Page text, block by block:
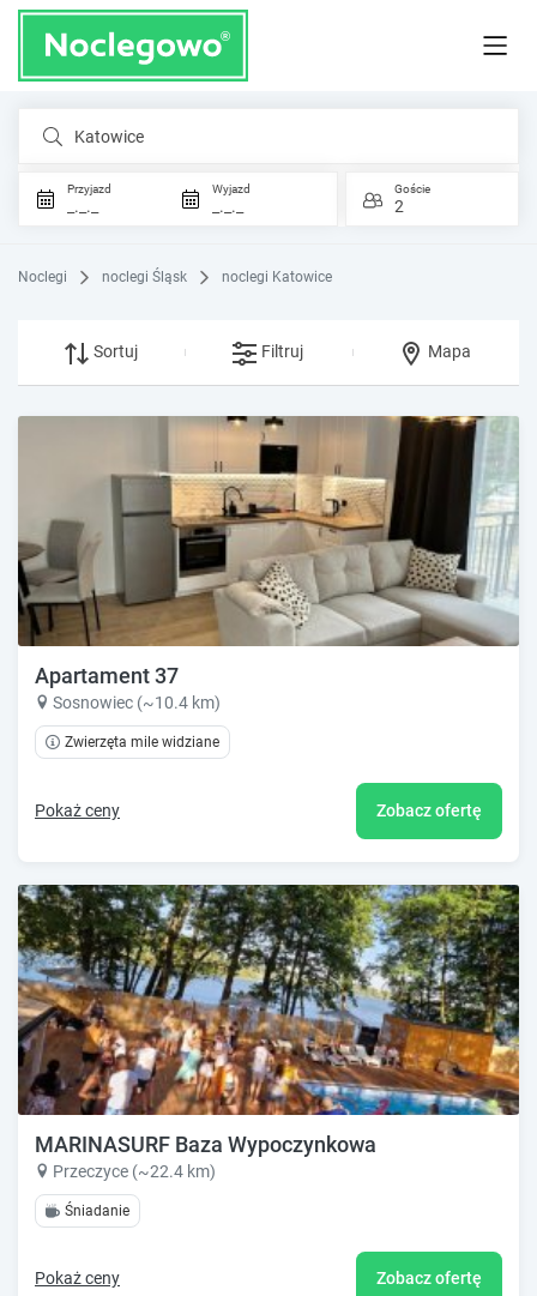
Katowice
Przyjazd
_._._
Wyjazd
_._._
Goście
2
Noclegi noclegi Śląsk noclegi Katowice
Sortuj Filtruj Mapa
Apartament 37
Sosnowiec (~10.4 km)
Zwierzęta mile widziane
Pokaż ceny Zobacz ofertę
MARINASURF Baza Wypoczynkowa
Przeczyce (~22.4 km)
Śniadanie
Pokaż ceny Zobacz ofertę